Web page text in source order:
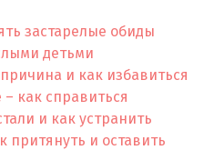
застарелые обиды
детьми
и как избавиться
как справиться
и как устранить
притянуть и оставить